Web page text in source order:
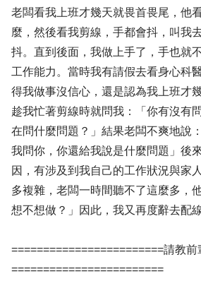
老闆看我上班才幾天就畏首畏尾，他
麼，然後看我剪線，手都會抖，叫我
抖。直到後面，我做上手了，手也就
工作能力。當時我有請假去看身心科
得我做事沒信心，還是認為我上班才
趁我忙著剪線時就問我：「你有沒有
在問什麼問題？」結果老闆不爽地說
我問你，你還給我說是什麼問題」後
因，有涉及到我自己的工作狀況與家
多複雜，老闆一時間聽不了這麼多，
想不想做？」因此，我又再度辭去配線
========================請教前
========================